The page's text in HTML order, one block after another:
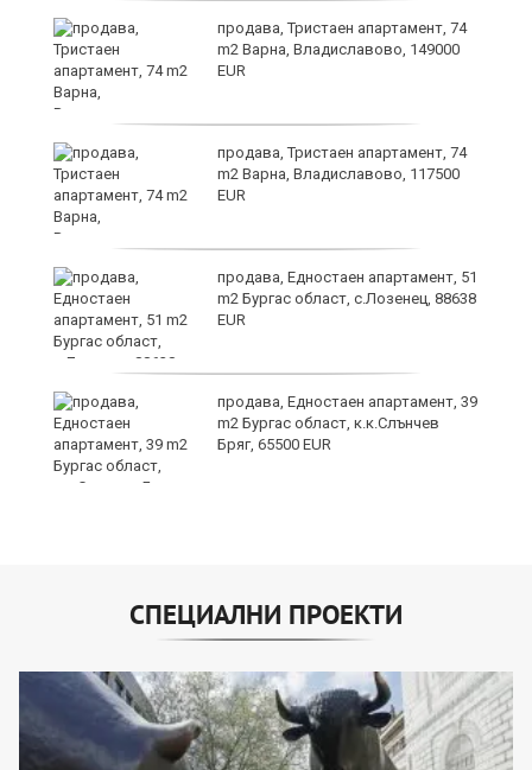
продава, Тристаен апартамент, 74
m2 Варна, Владиславово, 149000
EUR
продава, Тристаен апартамент, 74
m2 Варна, Владиславово, 117500
EUR
продава, Едностаен апартамент, 51
m2 Бургас област, с.Лозенец, 88638
EUR
продава, Едностаен апартамент, 39
m2 Бургас област, к.к.Слънчев
Бряг, 65500 EUR
СПЕЦИАЛНИ ПРОЕКТИ